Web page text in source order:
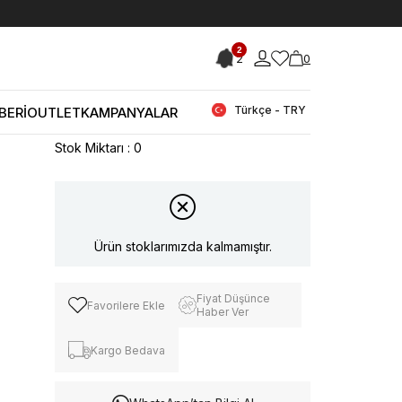
2
2 0
Türkçe - TRY
OUTLETKAMPANYALAR
< < Önceki Sayfaya Dön
Calvin Klein Kadın Sandalet
Stok Miktarı : 0
Ürün stoklarımızda kalmamıştır.
Favorilere Ekle
Fiyat Düşünce
Haber Ver
Kargo Bedava